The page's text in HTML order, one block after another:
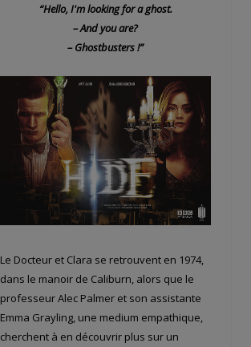
“Hello, I'm looking for a ghost.
– And you are?
– Ghostbusters !”
Le Docteur et Clara se retrouvent en 1974,
dans le manoir de Caliburn, alors que le
professeur Alec Palmer et son assistante
Emma Grayling, une medium empathique,
cherchent à en découvrir plus sur un